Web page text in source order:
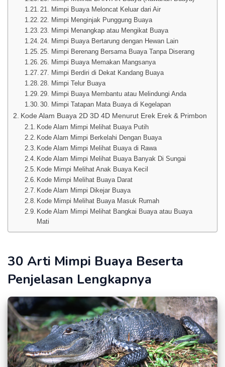
21. Mimpi Buaya Meloncat Keluar dari Air
22. Mimpi Menginjak Punggung Buaya
23. Mimpi Menangkap atau Mengikat Buaya
24. Mimpi Buaya Bertarung dengan Hewan Lain
25. Mimpi Berenang Bersama Buaya Tanpa Diserang
26. Mimpi Buaya Memakan Mangsanya
27. Mimpi Berdiri di Dekat Kandang Buaya
28. Mimpi Telur Buaya
29. Mimpi Buaya Membantu atau Melindungi Anda
30. Mimpi Tatapan Mata Buaya di Kegelapan
Kode Alam Buaya 2D 3D 4D Menurut Erek Erek & Primbon
Kode Alam Mimpi Melihat Buaya Putih
Kode Alam Mimpi Berkelahi Dengan Buaya
Kode Alam Mimpi Melihat Buaya di Rawa
Kode Alam Mimpi Melihat Buaya Banyak Di Sungai
Kode Mimpi Melihat Anak Buaya Kecil
Kode Mimpi Melihat Buaya Darat
Kode Alam Mimpi Dikejar Buaya
Kode Mimpi Melihat Buaya Masuk Rumah
Kode Alam Mimpi Melihat Bangkai Buaya atau Buaya
Mati
30 Arti Mimpi Buaya Beserta
Penjelasan Lengkapnya